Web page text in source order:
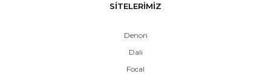
SİTELERİMİZ
Denon
Dali
Focal